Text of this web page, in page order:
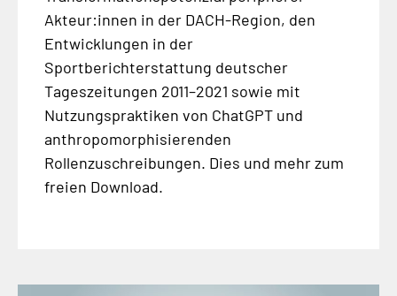
Akteur:innen in der DACH-Region, den
Entwicklungen in der
Sportberichterstattung deutscher
Tageszeitungen 2011–2021 sowie mit
Nutzungspraktiken von ChatGPT und
anthropomorphisierenden
Rollenzuschreibungen. Dies und mehr zum
freien Download.